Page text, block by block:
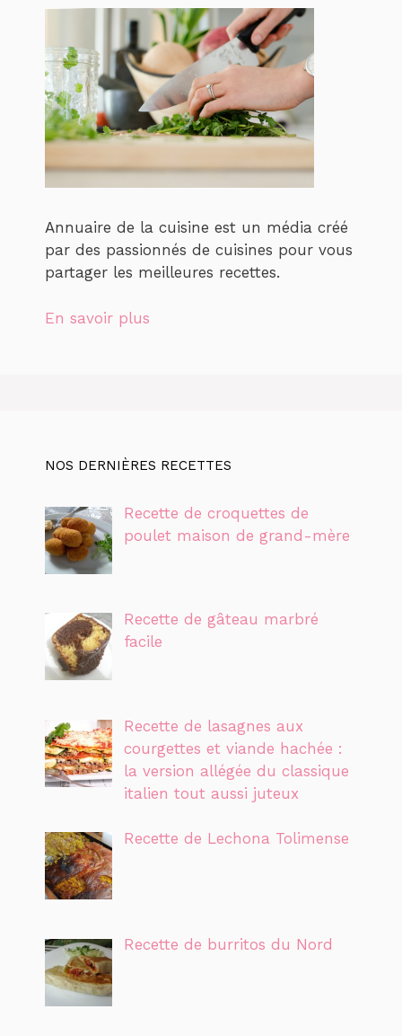
Annuaire de la cuisine est un média créé
par des passionnés de cuisines pour vous
partager les meilleures recettes.
En savoir plus
NOS DERNIÈRES RECETTES
Recette de croquettes de
poulet maison de grand-mère
Recette de gâteau marbré
facile
Recette de lasagnes aux
courgettes et viande hachée :
la version allégée du classique
italien tout aussi juteux
Recette de Lechona Tolimense
Recette de burritos du Nord